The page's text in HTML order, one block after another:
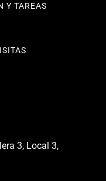
Y TAREAS
3, Local 3,